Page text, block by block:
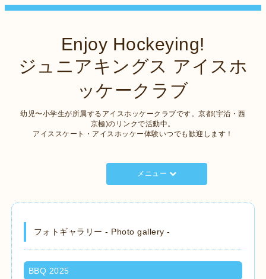
Enjoy Hockeying!
ジュニアキングス アイスホ
ッケークラブ
幼児〜小学生が所属するアイスホッケークラブです。京都(宇治・西
京極)のリンクで活動中。
アイススケート・アイスホッケー体験いつでも歓迎します！
メニュー
フォトギャラリー - Photo gallery -
BBQ 2025